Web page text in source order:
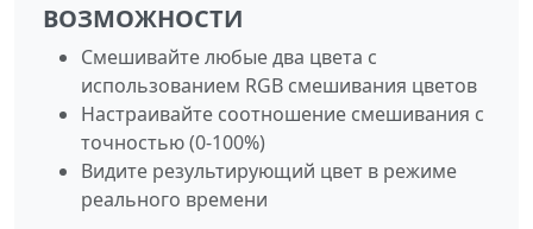
ВОЗМОЖНОСТИ
Смешивайте любые два цвета с
использованием RGB смешивания цветов
Настраивайте соотношение смешивания с
точностью (0-100%)
Видите результирующий цвет в режиме
реального времени